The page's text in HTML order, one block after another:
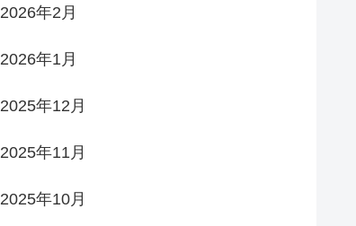
2026年2月
2026年1月
2025年12月
2025年11月
2025年10月